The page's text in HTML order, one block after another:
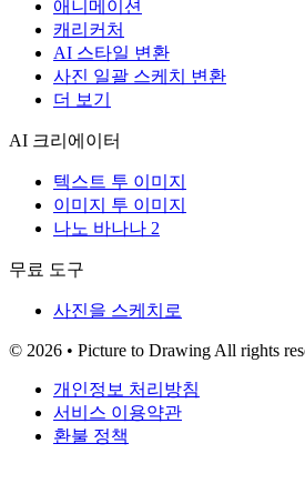
애니메이션
캐리커처
AI 스타일 변환
사진 일괄 스케치 변환
더 보기
AI 크리에이터
텍스트 투 이미지
이미지 투 이미지
나노 바나나 2
무료 도구
사진을 스케치로
© 2026 • Picture to Drawing All rights
개인정보 처리방침
서비스 이용약관
환불 정책